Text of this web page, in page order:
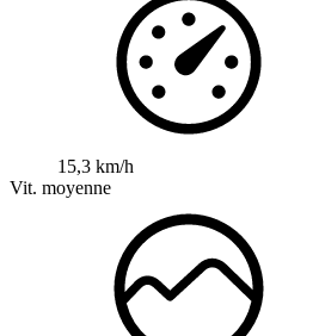
15,3 km/h
Vit. moyenne